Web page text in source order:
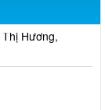
Hương,